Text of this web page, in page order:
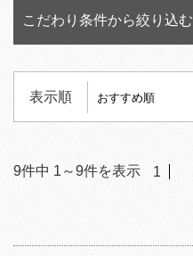
こだわり条件から絞り込む
表示順
9件中 1 ～9件を表示 1